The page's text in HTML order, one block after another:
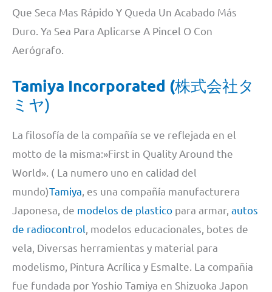
Que Seca Mas Rápido Y Queda Un Acabado Más
Duro. Ya Sea Para Aplicarse A Pincel O Con
Aerógrafo.
Tamiya Incorporated (株式会社タ
ミヤ)
La filosofía de la compañía se ve reflejada en el
motto de la misma:»First in Quality Around the
World». ( La numero uno en calidad del
mundo)Tamiya , es una compañía manufacturera
Japonesa, de modelos de plastico para armar, autos
de radiocontrol , modelos educacionales, botes de
vela, Diversas herramientas y material para
modelismo, Pintura Acrílica y Esmalte. La compañia
fue fundada por Yoshio Tamiya en Shizuoka Japon